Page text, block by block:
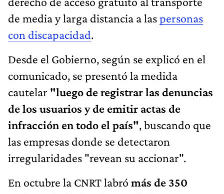
de media y larga distancia a laspersonas
con discapacidad.
Desde el Gobierno, según se explicó en el
comunicado, se presentó la medida
cautelar "luego de registrar las denuncias
de los usuarios y de emitir actas de
infracción en todo el país", buscando que
las empresas donde se detectaron
irregularidades "revean su accionar".
En octubre la CNRT labró más de 350